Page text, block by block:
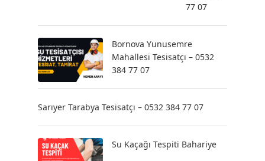
77 07
Bornova Yunusemre
Mahallesi Tesisatçı – 0532
384 77 07
Sarıyer Tarabya Tesisatçı – 0532 384 77 07
Su Kaçağı Tespiti Bahariye